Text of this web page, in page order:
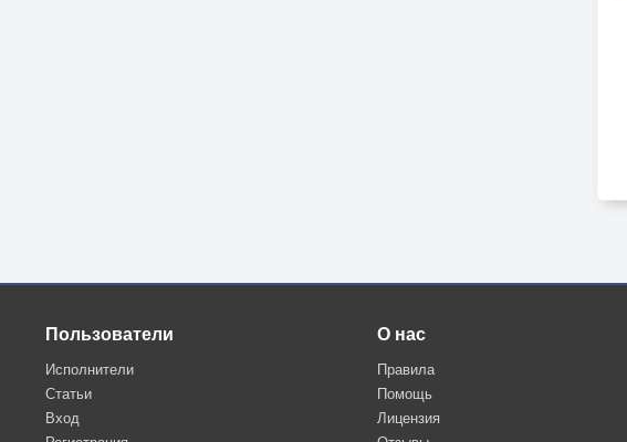
Пользователи
Исполнители
Статьи
Вход
О нас
Правила
Помощь
Лицензия